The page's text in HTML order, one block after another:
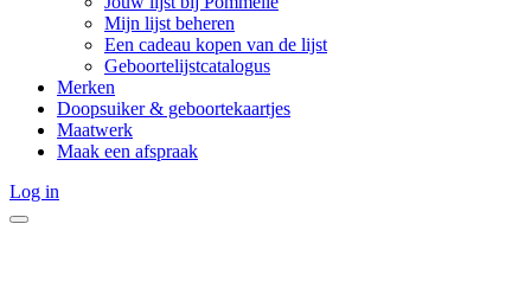
Mijn lijst beheren
Een cadeau kopen van de lijst
Geboortelijstcatalogus
Merken
Doopsuiker & geboortekaartjes
Maatwerk
Maak een afspraak
Log in